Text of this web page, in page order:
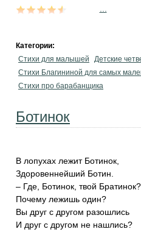
Категории:
Стихи для малышей
Детские
Стихи Благининой для самых
Стихи про барабанщика
Ботинок
В лопухах лежит Ботинок,
Здоровеннейший Ботин.
– Где, Ботинок, твой Братинок?
Почему лежишь один?
Вы друг с другом разошлись
И друг с другом не нашлись?